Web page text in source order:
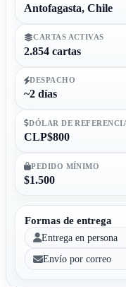
Antofagasta, Chile
CARTAS ACTIVAS
2.854 cartas
DESPACHO
~2 días
DÓLAR DE
CLP$800
PEDIDO MÍNIMO
$1.500
Formas de entrega
Entrega en persona
Envío por correo